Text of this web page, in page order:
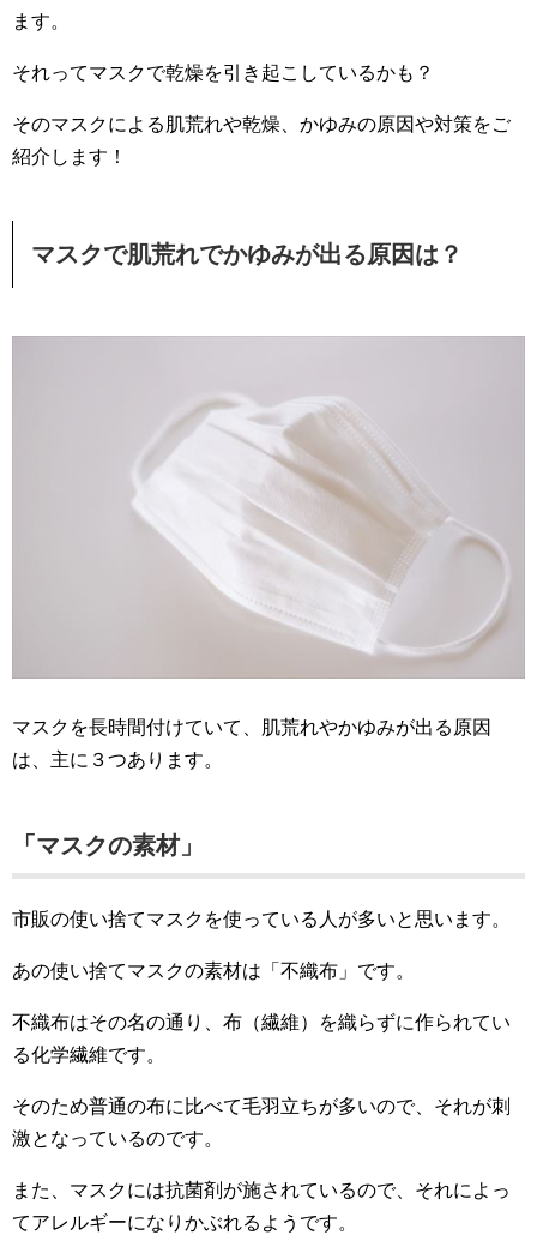
ます。
それってマスクで乾燥を引き起こしているかも？
そのマスクによる肌荒れや乾燥、かゆみの原因や対策をご
紹介します！
マスクで肌荒れでかゆみが出る原因は？
マスクを長時間付けていて、肌荒れやかゆみが出る原因
は、 主に３つあります。
「マスクの素材」
市販の使い捨てマスクを使っている人が多いと思います。
あの使い捨てマスクの素材は「不織布」です。
不織布はその名の通り、布（繊維）を織らずに作られてい
る化学繊維です。
そのため普通の布に比べて毛羽立ちが多いので、それが刺
激となっているのです。
また、マスクには抗菌剤が施されているので、それによっ
てアレルギーになりかぶれるようです。